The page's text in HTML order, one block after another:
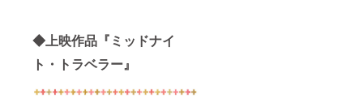
◆上映作品『ミッドナイ
ト・トラベラー』